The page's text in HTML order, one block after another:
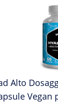
Alto
Vegan